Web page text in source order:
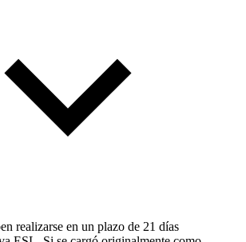
realizarse en un plazo de 21 días